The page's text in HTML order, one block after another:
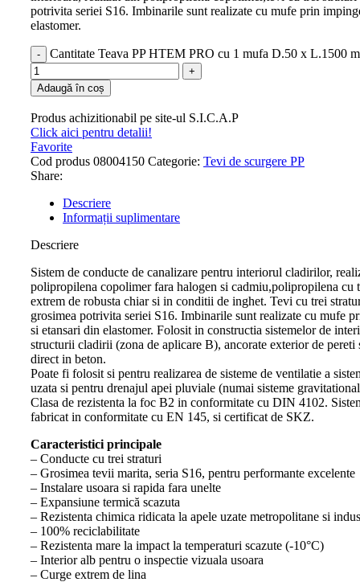
potrivita seriei S16. Imbinarile sunt realizate cu mufe prin
elastomer.
Cantitate Teava PP HTEM PRO cu 1 mufa D.50 x L.1500
Adaugă în coș
Produs achizitionabil pe site-ul S.I.C.A.P
Click aici pentru detalii!
Favorite
Cod produs 08004150 Categorie: Tevi de scurgere PP
Share:
Descriere
Informații suplimentare
Descriere
Sistem de conducte de canalizare pentru interiorul cladirilor,
polipropilena copolimer fara halogen si cadmiu,polipropilena cu
extrem de robusta chiar si in conditii de inghet. Tevi cu trei
grosimea potrivita seriei S16. Imbinarile sunt realizate cu mufe
si etansari din elastomer. Folosit in constructia sistemelor de
structurii cladirii (zona de aplicare B), ancorate exterior de pereti
direct in beton.
Poate fi folosit si pentru realizarea de sisteme de ventilatie a
uzata si pentru drenajul apei pluviale (numai sisteme
Clasa de rezistenta la foc B2 in conformitate cu DIN 4102.
fabricat in conformitate cu EN 145, si certificat de SKZ.
Caracteristici principale
– Conducte cu trei straturi
– Grosimea tevii marita, seria S16, pentru performante excelente
– Instalare usoara si rapida fara unelte
– Expansiune termică scazuta
– Rezistenta chimica ridicata la apele uzate metropolitane si
– 100% reciclabilitate
– Rezistenta mare la impact la temperaturi scazute (-10°C)
– Interior alb pentru o inspectie vizuala usoara
– Curge extrem de lina